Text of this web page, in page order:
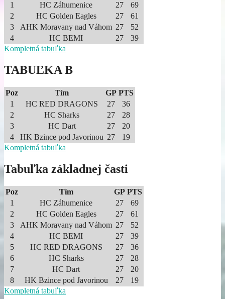
1
HC Záhumenice 27
69
2
HC Golden Eagles 27
61
3
AHK Moravany nad Váhom 27
52
4
HC BEMI 27
39
Kompletná tabuľka
TABUĽKA B
Poz Tím GP PTS
1
HC RED DRAGONS 27
36
2
HC Sharks 27
28
3
HC Dart 27
20
4
HK Bzince pod Javorinou 27
19
Kompletná tabuľka
Tabuľka základnej časti
Poz Tím GP PTS
1
HC Záhumenice 27
69
2
HC Golden Eagles 27
61
3
AHK Moravany nad Váhom 27
52
4
HC BEMI 27
39
5
HC RED DRAGONS 27
36
6
HC Sharks 27
28
7
HC Dart 27
20
8
HK Bzince pod Javorinou 27
19
Kompletná tabuľka